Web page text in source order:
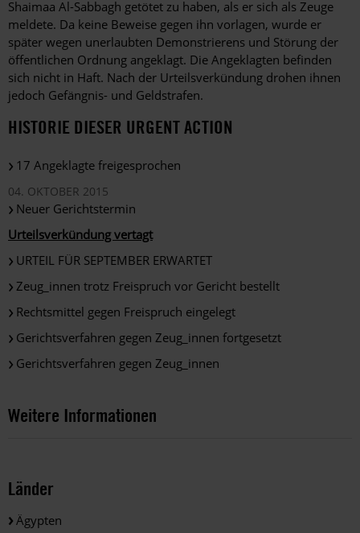
Shaimaa Al-Sabbagh getötet zu haben, als er sich als Zeuge
meldete. Da keine Beweise gegen ihn vorlagen, wurde er
später wegen unerlaubten Demonstrierens und Störung der
öffentlichen Ordnung angeklagt. Die Angeklagten befinden
sich nicht in Haft. Nach der Urteilsverkündung drohen ihnen
jedoch Gefängnis- und Geldstrafen.
HISTORIE DIESER URGENT ACTION
17 Angeklagte freigesprochen
04. OKTOBER 2015
Neuer Gerichtstermin
Urteilsverkündung vertagt
URTEIL FÜR SEPTEMBER ERWARTET
Zeug_innen trotz Freispruch vor Gericht bestellt
Rechtsmittel gegen Freispruch eingelegt
Gerichtsverfahren gegen Zeug_innen fortgesetzt
Gerichtsverfahren gegen Zeug_innen
Weitere Informationen
Länder
Ägypten